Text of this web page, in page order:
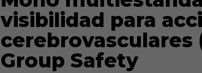
visibilidad para
cerebrovasculares
Group Safety